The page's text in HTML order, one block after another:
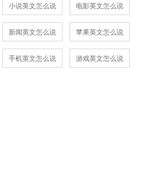
小说英文怎么说 电影英文怎么说
新闻英文怎么说 苹果英文怎么说
手机英文怎么说 游戏英文怎么说